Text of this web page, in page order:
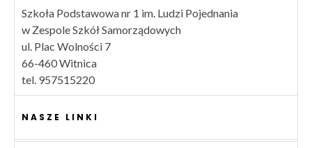
Szkoła Podstawowa nr 1 im. Ludzi Pojednania
w Zespole Szkół Samorządowych
ul. Plac Wolności 7
66-460 Witnica
tel. 957515220
NASZE LINKI